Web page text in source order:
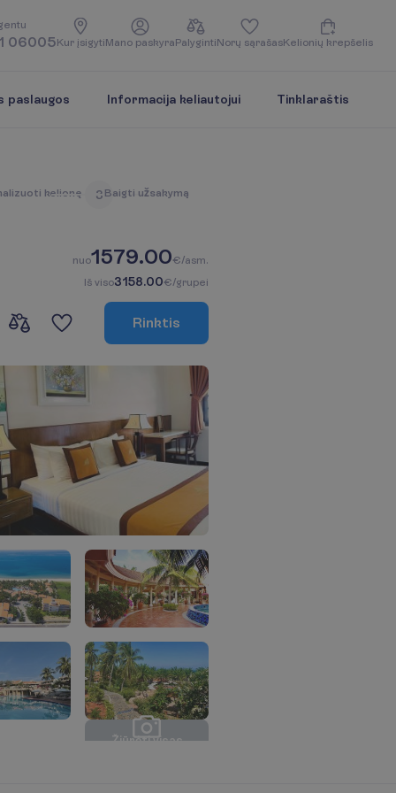
entu
06005Kur įsigytiMano paskyraPalygintiNorų sąrašasKelionių krepšelis
paslaugos Informacija keliautojui Tinklaraštis
alizuoti kelionę 3 Baigti užsakymą
nuo1579.00€/asm.
Iš viso3158.00€/grupei
Rinktis
Žiūrėti visas